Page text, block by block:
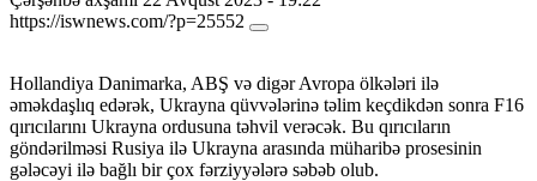
https://iswnews.com/?p=25552
Hollandiya Danimarka, ABŞ və digər Avropa ölkələri ilə
əməkdaşlıq edərək, Ukrayna qüvvələrinə təlim keçdikdən sonra F16
qırıcılarını Ukrayna ordusuna təhvil verəcək. Bu qırıcıların
göndərilməsi Rusiya ilə Ukrayna arasında müharibə prosesinin
gələcəyi ilə bağlı bir çox fərziyyələrə səbəb olub.